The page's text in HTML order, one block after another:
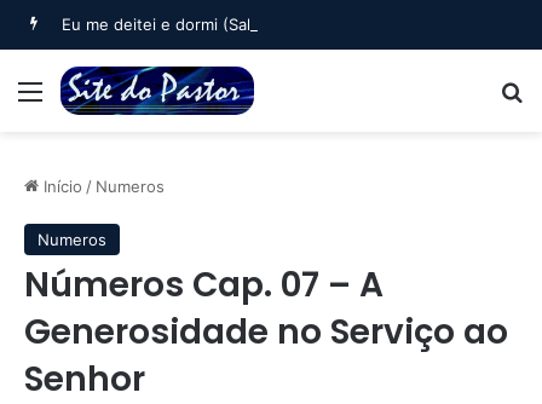
Eu me deitei e dormi (Salmo 3)
Menu
Início / Numeros
Numeros
Números Cap. 07 – A
Generosidade no Serviço ao
Senhor